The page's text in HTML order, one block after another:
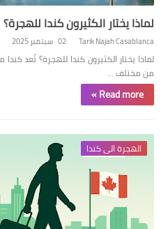
لماذا يختار الكثيرون كندا للهجرة؟
Tarik Najah Casablanca 02 سبتمبر 2025
لماذا يختار الكثيرون كندا للهجرة؟ تُعد
من مختلف …
Read more »
الهجرة الى كندا